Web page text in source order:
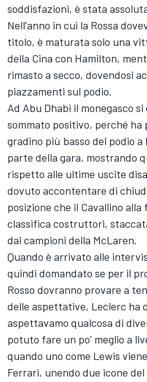
soddisfazioni, è stata
Nell'anno in cui la Rossa
titolo, è maturata solo una
della Cina con Hamilton,
rimasto a secco, dovendosi
piazzamenti sul podio.
Ad Abu Dhabi il monegasco
sommato positivo, perché
gradino più basso del podio a
parte della gara, mostrando
rispetto alle ultime uscite
dovuto accontentare di
posizione che il Cavallino
classifica costruttori,
dai campioni della McLaren.
Quando è arrivato alle
quindi domandato se per il
Rosso dovranno provare a
delle aspettative, Leclerc ha
aspettavamo qualcosa di
potuto fare un po' meglio a
quando uno come Lewis
Ferrari, unendo due icone